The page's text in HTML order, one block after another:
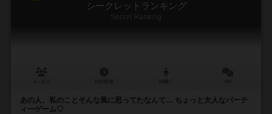
シークレットランキング
Secret Ranking
あの人、私のことそんな風に思ってたなんて… ちょっと大人なパーテ
ィーゲーム♡